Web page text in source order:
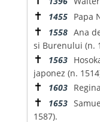
✝ 1455 Papa
✝ 1558 Ana
si Burenului (n.
✝ 1563
japonez (n.
✝ 1603
✝ 1653
1587).